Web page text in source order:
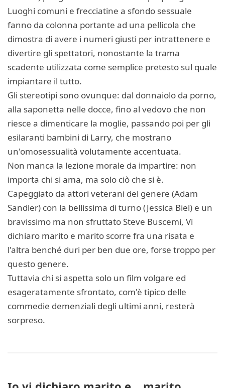
Luoghi comuni e frecciatine a sfondo sessuale
fanno da colonna portante ad una pellicola che
dimostra di avere i numeri giusti per intrattenere e
divertire gli spettatori, nonostante la trama
scadente utilizzata come semplice pretesto sul quale
impiantare il tutto.
Gli stereotipi sono ovunque: dal donnaiolo da porno,
alla saponetta nelle docce, fino al vedovo che non
riesce a dimenticare la moglie, passando poi per gli
esilaranti bambini di Larry, che mostrano
un'omosessualità volutamente accentuata.
Non manca la lezione morale da impartire: non
importa chi si ama, ma solo ciò che si è.
Capeggiato da attori veterani del genere (Adam
Sandler) con la bellissima di turno (Jessica Biel) e un
bravissimo ma non sfruttato Steve Buscemi, Vi
dichiaro marito e marito scorre fra una risata e
l'altra benché duri per ben due ore, forse troppo per
questo genere.
Tuttavia chi si aspetta solo un film volgare ed
esageratamente sfrontato, com'è tipico delle
commedie demenziali degli ultimi anni, resterà
sorpreso.